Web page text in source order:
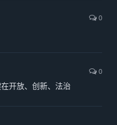
0
0
开放、创新、法治